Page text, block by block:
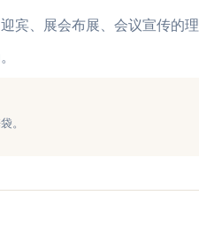
宾、展会布展、会议宣传的理
。